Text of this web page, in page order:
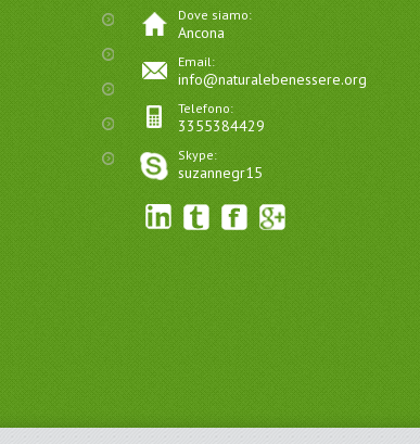
Dove siamo:
Ancona
Email:
info@naturalebenessere.org
Telefono:
3355384429
Skype:
suzannegr15